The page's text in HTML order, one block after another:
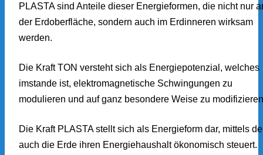
PLASTA sind Anteile dieser Energieformen, die nicht nur
der Erdoberfläche, sondern auch im Erdinneren wirksam
werden.
Die Kraft TON versteht sich als Energiepotenzial, welches
imstande ist, elektromagnetische Schwingungen zu
modulieren und auf ganz besondere Weise zu
Die Kraft PLASTA stellt sich als Energieform dar, mittels
auch die Erde ihren Energiehaushalt ökonomisch steuert.